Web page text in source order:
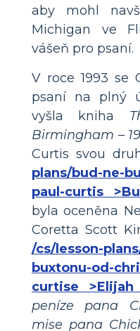
aby mohl
Michigan ve
vášeň pro psaní.
V roce 1993 se
psaní na plný
vyšla kniha
Birmingham –
Curtis svou
plans/bud-ne-
paul-curtis
byla oceněna
Coretta Scott
/cs/lesson-
buxtonu-od-
curtise
peníze
pana
mise pana